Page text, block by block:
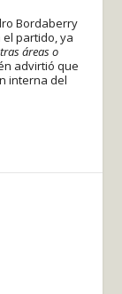
Bordaberry
partido, ya
áreas o
advirtió que
interna del